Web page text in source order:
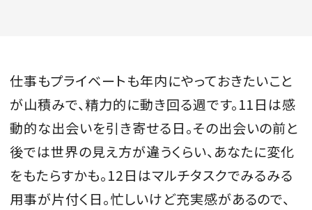
MAGAZINE
仕事もプライベートも年内にやっておきたいこと
が山積みで、精力的に動き回る週です。11日は感
動的な出会いを引き寄せる日。その出会いの前と
後では世界の見え方が違うくらい、あなたに変化
をもたらすかも。12日はマルチタスクでみるみる
用事が片付く日。忙しいけど充実感があるので、